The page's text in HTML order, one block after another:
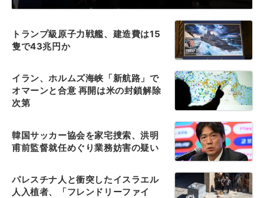
トランプ級原子力戦艦、建造費は15
隻で43兆円か
イラン、ホルムズ海峡「新航路」で
オマーンと合意 再開は米の封鎖解除
次第
韓国サッカー協会を家宅捜索、洪明
甫前監督就任めぐり業務妨害の疑い
パレスチナ人と衝突したイスラエル
人入植者、「フレンドリーファイ